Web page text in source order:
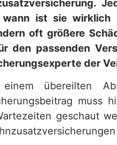
wann ist sie wirklich
oft größere
den passenden
der
einem übereilten
muss
geschaut